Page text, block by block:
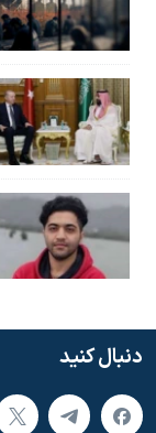
دنبال کنید